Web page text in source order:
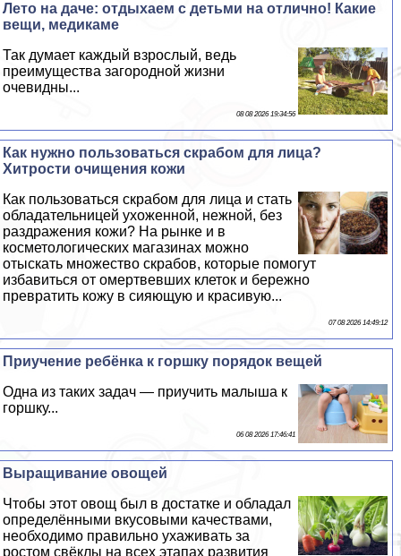
Лето на даче: отдыхаем с детьми на отлично! Какие
вещи, медикаме
Так думает каждый взрослый, ведь
преимущества загородной жизни
очевидны...
08 08 2026 19:34:56
Как нужно пользоваться скрабом для лица?
Хитрости очищения кожи
Как пользоваться скрабом для лица и стать
обладательницей ухоженной, нежной, без
раздражения кожи? На рынке и в
косметологических магазинах можно
отыскать множество скрабов, которые помогут
избавиться от омертвевших клеток и бережно
превратить кожу в сияющую и красивую...
07 08 2026 14:49:12
Приучение ребёнка к горшку порядок вещей
Одна из таких задач — приучить малыша к
горшку...
06 08 2026 17:46:41
Выращивание овощей
Чтобы этот овощ был в достатке и обладал
определёнными вкусовыми качествами,
необходимо правильно ухаживать за
ростом свёклы на всех этапах развития